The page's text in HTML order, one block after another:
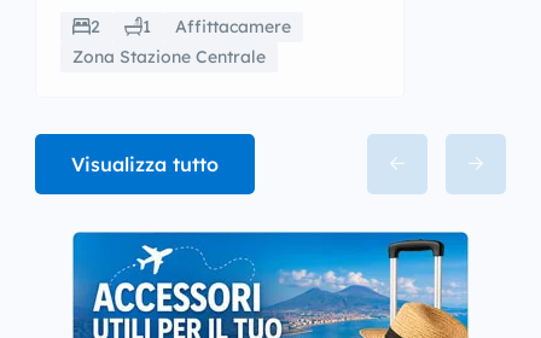
2 1
Affittacamere
Zona Stazione Centrale
Visualizza tutto